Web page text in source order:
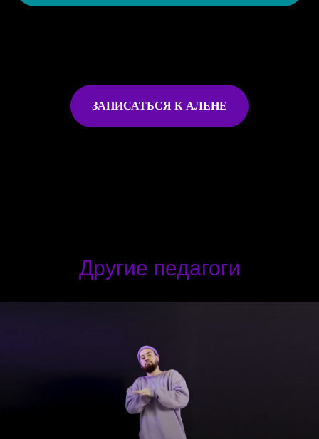
ЗАПИСАТЬСЯ К АЛЕНЕ
Другие педагоги